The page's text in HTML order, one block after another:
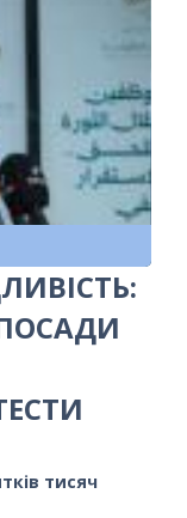
тисяч